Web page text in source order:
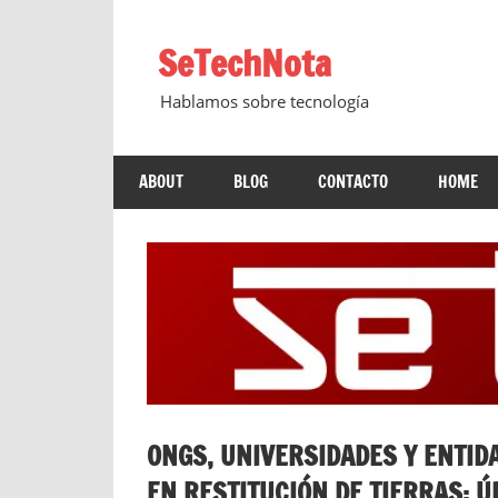
contenidoSeTechNota
Hablamos sobre tecnología
ABOUT BLOG CONTACTO HOME
ONGS, UNIVERSIDADES Y